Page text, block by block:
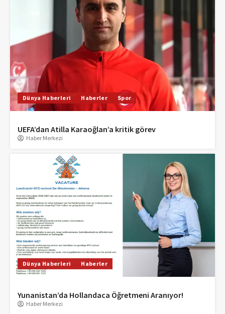
Dünya Haberleri Haberler Spor
UEFA’dan Atilla Karaoğlan’a kritik görev
Haber Merkezi
Dünya Haberleri Haberler
Yunanistan’da Hollandaca Öğretmeni Aranıyor!
Haber Merkezi